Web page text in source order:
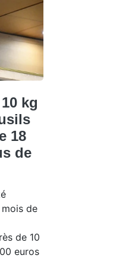
kg
18
de
de
de 10
euros